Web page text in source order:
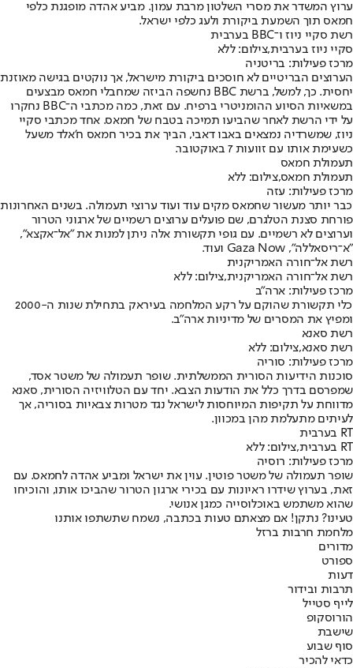
ערוץ המשדר את מסרי השלטון מרבת עמון. מביע אהדה מופגנת כלפי
חמאס תוך השמעת ביקורת ולעג כלפי ישראל.
רשת סקיי ניוז ו־BBC בערבית
סקיי ניוז בערבית,צילום: ללא
מרכז פעילות: בריטניה
הערוצים הבריטיים לא חוסכים ביקורת מישראל, אך נוקטים בגישה מאוזנת
יחסית. כך, למשל, ברשת BBC נחשפה הביזה שמחבלי חמאס מבצעים
במשאיות הסיוע ההומניטרי ברפיח. עם זאת, כמה מכתבי ה־BBC נחקרו
על ידי הרשת לאחר שהביעו תמיכה בטבח של חמאס. אחד מכתבי סקיי
ניוז, שמשרדיה נמצאים באבו דאבי, הביך את בכיר חמאס ח'אלד משעל
כשעימת אותו עם זוועות 7 באוקטובר.
תעמולת חמאס
תעמולת חמאס,צילום: ללא
מרכז פעילות: עזה
כבר יותר מעשור שחמאס מקים עוד ועוד ערוצי תעמולה. בשנים האחרונות
פורחת סצנת הטלגרם, שם פועלים ערוצים רשמיים של ארגוני הטרור
וערוצים לא רשמיים. עם גופי תקשורת אלה ניתן למנות את "אל־אקצא",
"א־ריסאללה", Gaza Now ועוד.
רשת אל־חורה האמריקנית
רשת אל־חורה האמריקנית,צילום: ללא
מרכז פעילות: ארה"ב
כלי תקשורת שהוקם על רקע המלחמה בעיראק בתחילת שנות ה-2000
ומפיץ את המסרים של מדיניות ארה"ב.
רשת סאנא
רשת סאנא,צילום: ללא
מרכז פעילות: סוריה
סוכנות הידיעות הסורית הממשלתית. שופר תעמולה של משטר אסד,
שמפרסם בדרך כלל את הודעות הצבא. יחד עם הטלוויזיה הסורית, סאנא
מדווחת על תקיפות המיוחסות לישראל נגד מטרות צבאיות בסוריה, אך
לעיתים מתעלמת מהן במכוון.
RT בערבית
RT בערבית,צילום: ללא
מרכז פעילות: רוסיה
שופר תעמולה של משטר פוטין. עוין את ישראל ומביע אהדה לחמאס. עם
זאת, בערוץ שידרו ראיונות עם בכירי ארגון הטרור שהביכו אותו, והוכיחו
שהוא משתמש באוכלוסייה כמגן אנושי.
טעינו? נתקן! אם מצאתם טעות בכתבה, נשמח שתשתפו אותנו
מלחמת חרבות ברזל
מדורים
ספורט
דעות
תרבות ובידור
לייף סטייל
הורוסקופ
שישבת
סוף שבוע
כדאי להכיר